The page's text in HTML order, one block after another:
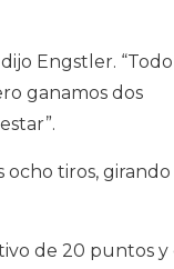
Engstler. “Todo
ganamos dos
tiros, girando
de 20 puntos y